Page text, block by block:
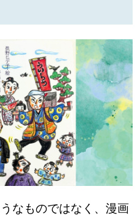
広告掲載
利用規約
シー
る
なものではなく、漫画